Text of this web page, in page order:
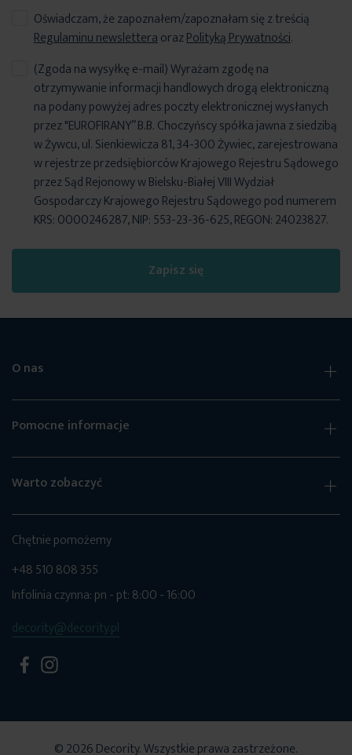
Oświadczam, że zapoznałem/zapoznałam się z treścią
Regulaminu newsletteraorazPolityką Prywatności.
Zapisz się
(Zgoda na wysyłkę e-mail) Wyrażam zgodę na
otrzymywanie informacji handlowych drogą elektroniczną
na podany powyżej adres poczty elektronicznej wysłanych
przez "EUROFIRANY” B.B. Choczyńscy spółka jawna z siedzibą
w Żywcu, ul. Sienkiewicza 81, 34-300 Żywiec, zarejestrowana
w rejestrze przedsiębiorców Krajowego Rejestru Sądowego
przez Sąd Rejonowy w Bielsku-Białej VIII Wydział
Gospodarczy Krajowego Rejestru Sądowego pod numerem
KRS: 0000246287, NIP: 553-23-36-625, REGON: 24023827.
O nas
Pomocne informacje
Warto zobaczyć
Chętnie pomożemy
+48 510 808 355
Infolinia czynna: pn - pt: 8:00 - 16:00
decority@decority.pl
© 2026 Decority. Wszystkie prawa zastrzeżone.